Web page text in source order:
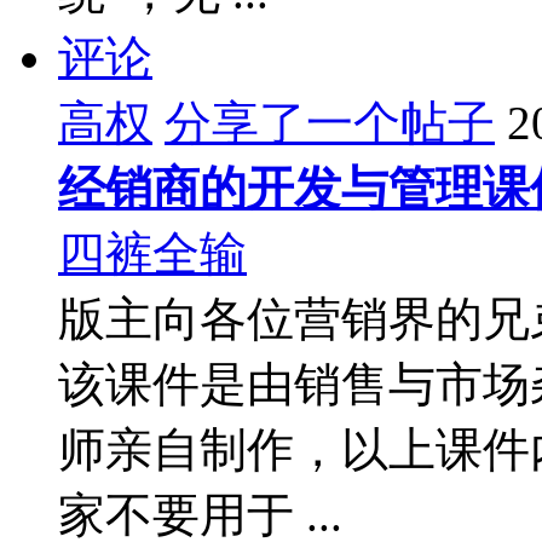
评论
高权 分享了一个帖子
经销商的开发与管理
四裤全输
版主向各位营销界的
该课件是由销售与市
师亲自制作，以上课
家不要用于 ...